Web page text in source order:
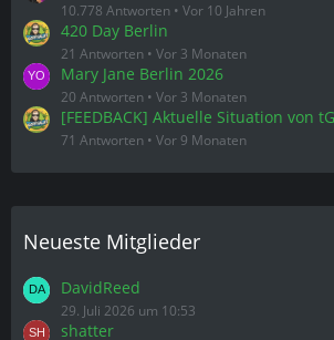
10.778 Antworten Vor 10 Jahren
420 Day Berlin
21 Antworten Vor 3 Monaten
Mary Jane Berlin 2026
20 Antworten Vor 3 Monaten
[FEEDBACK] Aktuelle Situation von
71 Antworten Vor 9 Monaten
Neueste Mitglieder
DavidReed
29. Juli 2026 um 10:53
shatter